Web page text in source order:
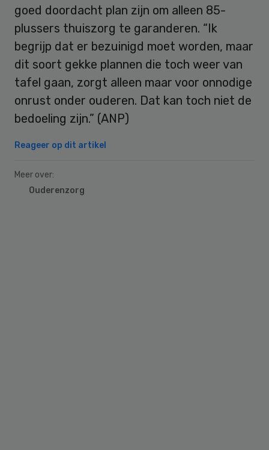
goed doordacht plan zijn om alleen 85-
plussers thuiszorg te garanderen. “Ik
begrijp dat er bezuinigd moet worden, maar
dit soort gekke plannen die toch weer van
tafel gaan, zorgt alleen maar voor onnodige
onrust onder ouderen. Dat kan toch niet de
bedoeling zijn.” (ANP)
Reageer op dit artikel
Meer over:
Ouderenzorg